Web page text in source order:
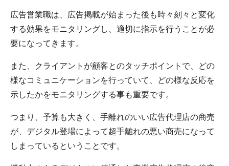
広告営業職は、広告掲載が始まった後も時々刻々と変化
する効果をモニタリングし、適切に指示を行うことが必
要になってきます。
また、クライアントが顧客とのタッチポイントで、どの
様なコミュニケーションを行っていて、どの様な反応を
示したかをモニタリングする事も重要です。
つまり、予算も大きく、手離れのいい広告代理店の商売
が、デジタル登場によって超手離れの悪い商売になって
しまっているということです。